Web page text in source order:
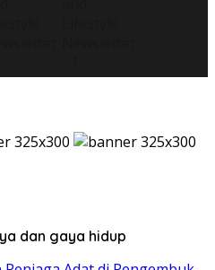
dan gaya hidup